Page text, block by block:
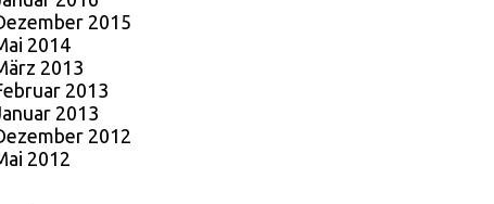
2015
2014
2013
2013
2013
2012
2012